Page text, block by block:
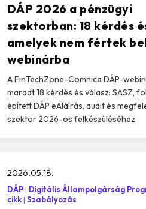
DÁP 2026 a pénzügyi
szektorban: 18 kérdés
amelyek nem fértek
webinárba
A FinTechZone-Comnica DÁP-
maradt 18 kérdés és válasz: SASZ,
épített DÁP eAláírás, audit és
szektor 2026-os felkészüléséhez.
2026.05.18.
DÁP Digitális Állampolgárság
cikk Szabályozás